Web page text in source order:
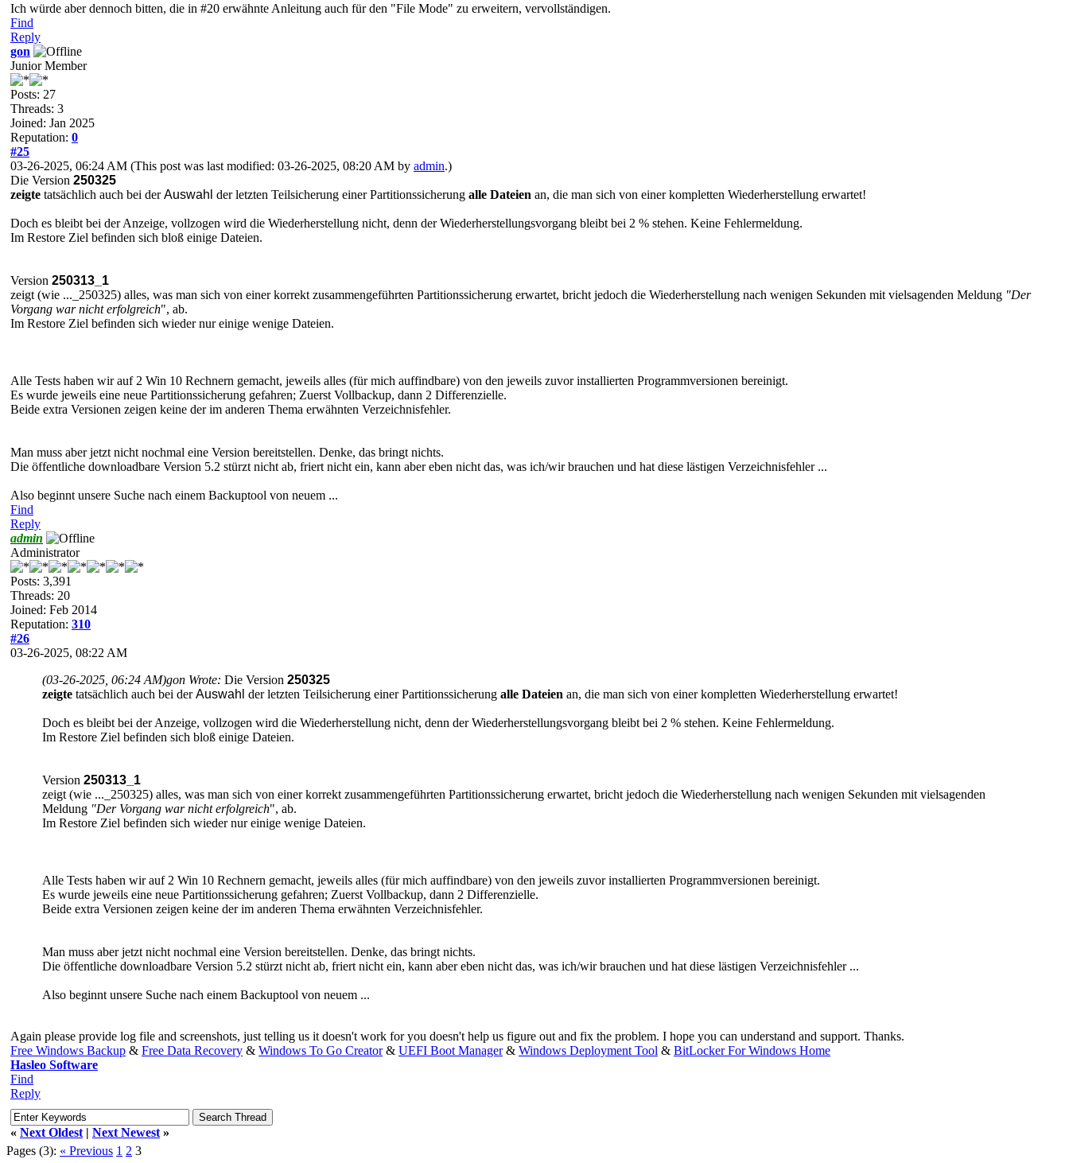
Ich würde aber dennoch bitten, die in #20 erwähnte Anleitung auch für den "File Mode" zu erweitern, vervollständigen.
Find
Reply
gon
Junior Member
Posts: 27
Threads: 3
Joined: Jan 2025
Reputation: 0
#25
03-26-2025, 06:24 AM (This post was last modified: 03-26-2025, 08:20 AM by admin.)
Die Version 250325
zeigte tatsächlich auch bei derAuswahl der letzten Teilsicherung einer Partitionssicherung alle Dateien an, die man sich von einer kompletten Wiederherstellung erwartet!
Doch es bleibt bei der Anzeige, vollzogen wird die Wiederherstellung nicht, denn der Wiederherstellungsvorgang bleibt bei 2 % stehen. Keine Fehlermeldung.
Im Restore Ziel befinden sich bloß einige Dateien.
Version 250313_1
zeigt (wie ..._250325) alles, was man sich von einer korrekt zusammengeführten Partitionssicherung erwartet, bricht jedoch die Wiederherstellung nach wenigen Sekunden mit vielsagenden Meldung "Der
Vorgang war nicht erfolgreich", ab.
Im Restore Ziel befinden sich wieder nur einige wenige Dateien.
Alle Tests haben wir auf 2 Win 10 Rechnern gemacht, jeweils alles (für mich auffindbare) von den jeweils zuvor installierten Programmversionen bereinigt.
Es wurde jeweils eine neue Partitionssicherung gefahren; Zuerst Vollbackup, dann 2 Differenzielle.
Beide extra Versionen zeigen keine der im anderen Thema erwähnten Verzeichnisfehler.
Man muss aber jetzt nicht nochmal eine Version bereitstellen. Denke, das bringt nichts.
Die öffentliche downloadbare Version 5.2 stürzt nicht ab, friert nicht ein, kann aber eben nicht das, was ich/wir brauchen und hat diese lästigen Verzeichnisfehler ...
Also beginnt unsere Suche nach einem Backuptool von neuem ...
Find
Reply
admin
Administrator
Posts: 3,391
Threads: 20
Joined: Feb 2014
Reputation: 310
#26
03-26-2025, 08:22 AM
(03-26-2025, 06:24 AM)gon Wrote: Die Version 250325
zeigte tatsächlich auch bei derAuswahl der letzten Teilsicherung einer Partitionssicherung alle Dateien an, die man sich von einer kompletten Wiederherstellung erwartet!
Doch es bleibt bei der Anzeige, vollzogen wird die Wiederherstellung nicht, denn der Wiederherstellungsvorgang bleibt bei 2 % stehen. Keine Fehlermeldung.
Im Restore Ziel befinden sich bloß einige Dateien.
Version 250313_1
zeigt (wie ..._250325) alles, was man sich von einer korrekt zusammengeführten Partitionssicherung erwartet, bricht jedoch die Wiederherstellung nach wenigen Sekunden mit vielsagenden
Meldung "Der Vorgang war nicht erfolgreich", ab.
Im Restore Ziel befinden sich wieder nur einige wenige Dateien.
Alle Tests haben wir auf 2 Win 10 Rechnern gemacht, jeweils alles (für mich auffindbare) von den jeweils zuvor installierten Programmversionen bereinigt.
Es wurde jeweils eine neue Partitionssicherung gefahren; Zuerst Vollbackup, dann 2 Differenzielle.
Beide extra Versionen zeigen keine der im anderen Thema erwähnten Verzeichnisfehler.
Man muss aber jetzt nicht nochmal eine Version bereitstellen. Denke, das bringt nichts.
Die öffentliche downloadbare Version 5.2 stürzt nicht ab, friert nicht ein, kann aber eben nicht das, was ich/wir brauchen und hat diese lästigen Verzeichnisfehler ...
Also beginnt unsere Suche nach einem Backuptool von neuem ...
Again please provide log file and screenshots, just telling us it doesn't work for you doesn't help us figure out and fix the problem. I hope you can understand and support. Thanks.
Free Windows Backup & Free Data Recovery & Windows To Go Creator& UEFI Boot Manager& Windows Deployment Tool & BitLocker For Windows Home
Hasleo Software
Find
Reply
« Next Oldest | Next Newest »
Pages (3): « Previous 1 2 3